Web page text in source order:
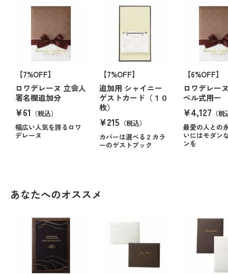
【7%OFF】
ロワデレーヌ 立会人
署名欄追加分
¥61 （税込）
幅広い人気を誇るロワ
デレーヌ
【7%OFF】
追加用 シャイニー
ゲストカード（１０
枚）
¥215 （税込）
カバーは選べる２カラ
ーのゲストブック
【6%OFF】
ロワデレー
ペル式用ー
¥4,127 （
最愛の人との
いにはモダン
ンを
あなたへのオススメ